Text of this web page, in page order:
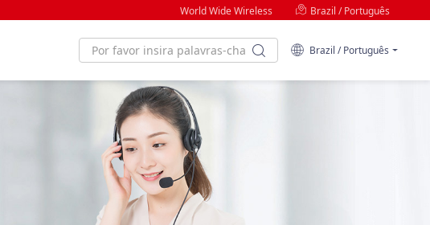
World Wide Wireless Brazil / Português
Brazil / Português